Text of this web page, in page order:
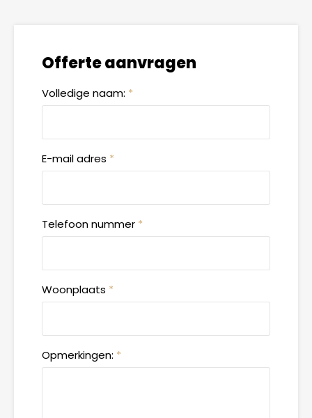
Offerte aanvragen
Volledige naam: *
E-mail adres *
Telefoon nummer *
Woonplaats *
Opmerkingen: *